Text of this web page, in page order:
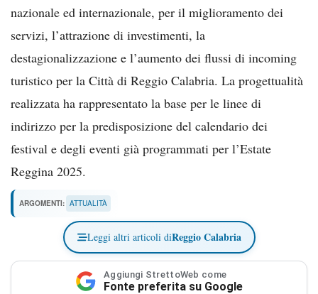
nazionale ed internazionale, per il miglioramento dei
servizi, l’attrazione di investimenti, la
destagionalizzazione e l’aumento dei flussi di incoming
turistico per la Città di Reggio Calabria. La progettualità
realizzata ha rappresentato la base per le linee di
indirizzo per la predisposizione del calendario dei
festival e degli eventi già programmati per l’Estate
Reggina 2025.
ARGOMENTI: ATTUALITÀ
Leggi altri articoli diReggio Calabria
Aggiungi StrettoWeb come
Fonte preferita su Google